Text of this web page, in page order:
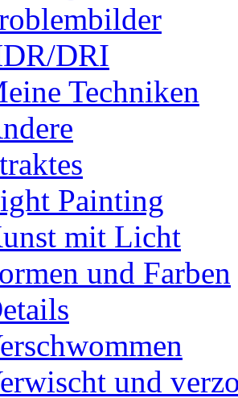
DRI
Techniken
Painting
mit Licht
und Farben
und